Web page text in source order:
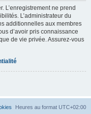
L’enregistrement ne prend
L’administrateur du
additionnelles aux membres
d’avoir pris connaissance
de vie privée. Assurez-vous
Heures au format UTC+02:00